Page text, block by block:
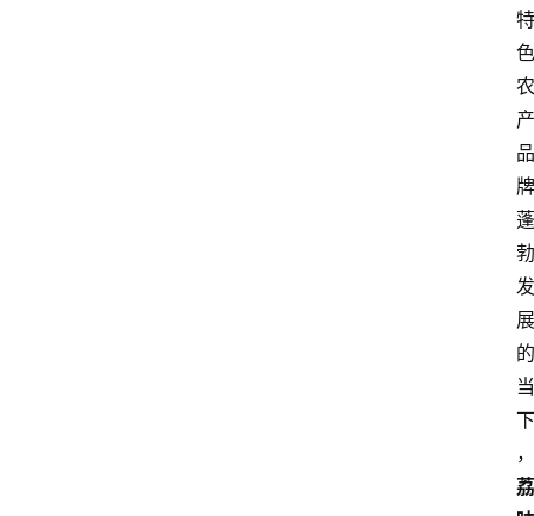
特
色
农
产
品
牌
蓬
勃
发
展
的
当
下
，
荔